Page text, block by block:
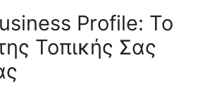
Profile: Το
Τοπικής Σας